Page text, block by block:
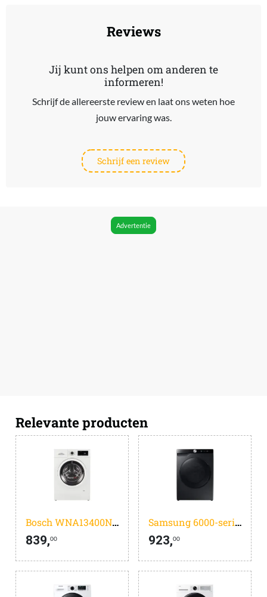
Reviews
Jij kunt ons helpen om anderen te
informeren!
Schrijf de allereerste review en laat ons weten hoe
jouw ervaring was.
Schrijf een review
Advertentie
Relevante producten
Bosch WNA13400NL - Serie 4 - Was-droogcombinatie Extra Stil - Wassen en drogen in 1 keer - 8KG/5KG - SpeedPerfect, tot 65% sneller wassen - Met stoom
839,00
Samsung 6000-serie WD11DG6B85BB - AI Wash - was-droogcombinatie - 6kg
923,00